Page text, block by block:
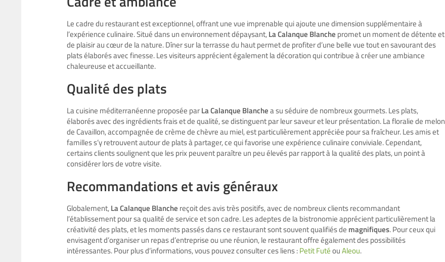
Le cadre du restaurant est exceptionnel, offrant une vue imprenable qui ajoute une dimension supplémentaire à
l’expérience culinaire. Situé dans un environnement dépaysant,La Calanque Blanche promet un moment de détente et
de plaisir au cœur de la nature. Dîner sur la terrasse du haut permet de profiter d’une belle vue tout en savourant des
plats élaborés avec finesse. Les visiteurs apprécient également la décoration qui contribue à créer une ambiance
chaleureuse et accueillante.
Qualité des plats
La cuisine méditerranéenne proposée parLa Calanque Blanchea su séduire de nombreux gourmets. Les plats,
élaborés avec des ingrédients frais et de qualité, se distinguent par leur saveur et leur présentation. La floralie de melon
de Cavaillon, accompagnée de crème de chèvre au miel, est particulièrement appréciée pour sa fraîcheur. Les amis et
familles s’y retrouvent autour de plats à partager, ce qui favorise une expérience culinaire conviviale. Cependant,
certains clients soulignent que les prix peuvent paraître un peu élevés par rapport à la qualité des plats, un point à
considérer lors de votre visite.
Recommandations et avis généraux
Globalement,La Calanque Blanche reçoit des avis très positifs, avec de nombreux clients recommandant
l’établissement pour sa qualité de service et son cadre. Les adeptes de la bistronomie apprécient particulièrement la
créativité des plats, et les moments passés dans ce restaurant sont souvent qualifiés de magnifiques. Pour ceux qui
envisagent d’organiser un repas d’entreprise ou une réunion, le restaurant offre également des possibilités
intéressantes. Pour plus d’informations, vous pouvez consulter ces liens :Petit FutéouAleou.